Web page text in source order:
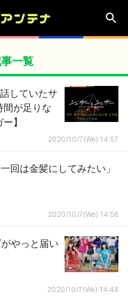
一覧
していたサ
間が足りな
】
2020/10/7(We) 14:57
回は金髪にしてみたい」
2020/10/7(We) 14:56
やっと届い
2020/10/7(We) 14:48